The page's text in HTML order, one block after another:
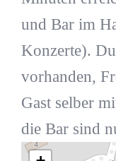
und Bar im
Konzerte).
vorhanden,
Gast selber
die Bar sind